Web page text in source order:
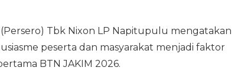
Tbk Nixon LP Napitupulu mengatakan
peserta dan masyarakat menjadi faktor
BTN JAKIM 2026.